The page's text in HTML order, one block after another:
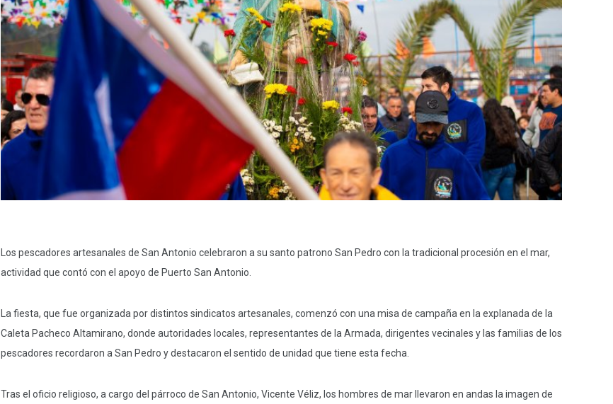
Los pescadores artesanales de San Antonio celebraron a su santo patrono San Pedro con la tradicional procesión en el mar,
actividad que contó con el apoyo de Puerto San Antonio.
La fiesta, que fue organizada por distintos sindicatos artesanales, comenzó con una misa de campaña en la explanada de la
Caleta Pacheco Altamirano, donde autoridades locales, representantes de la Armada, dirigentes vecinales y las familias de los
pescadores recordaron a San Pedro y destacaron el sentido de unidad que tiene esta fecha.
Tras el oficio religioso, a cargo del párroco de San Antonio, Vicente Véliz, los hombres de mar llevaron en andas la imagen de